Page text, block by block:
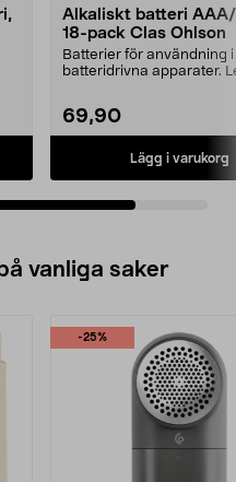
Alkaliskt batteri
18-pack Clas Ohlson
Batterier för användning
batteridrivna apparater.
69,90
Lägg i varukorg
vanliga saker
-25%